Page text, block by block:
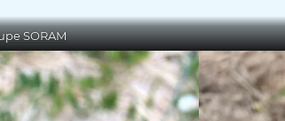
SORAM